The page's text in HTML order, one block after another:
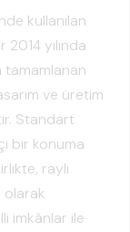
kullanılan
yılında
tamamlanan
ve üretim
Standart
bir konuma
raylı
olarak
imkânlar ile